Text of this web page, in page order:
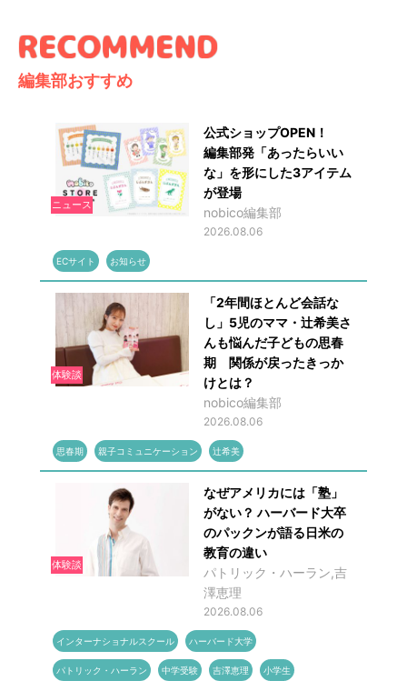
編集部おすすめ
ニュース
公式ショップOPEN！
編集部発「あったらいい
な」を形にした3アイテム
が登場
nobico編集部
2026.08.06
ECサイト お知らせ
体験談
「2年間ほとんど会話な
し」5児のママ・辻希美さ
んも悩んだ子どもの思春
期 関係が戻ったきっか
けとは？
nobico編集部
2026.08.06
思春期 親子コミュニケーション 辻希美
体験談
なぜアメリカには「塾」
がない？ ハーバード大卒
のパックンが語る日米の
教育の違い
パトリック・ハーラン,吉
澤恵理
2026.08.06
インターナショナルスクール ハーバード大学
パトリック・ハーラン 中学受験 吉澤恵理 小学生